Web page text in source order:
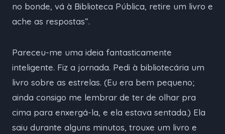
no bonde, vá à Biblioteca Pública, retire um livro e
ache as respostas”.
Pareceu-me uma ideia fantasticamente
inteligente. Fiz a jornada. Pedi à bibliotecária um
livro sobre as estrelas. (Eu era bem pequeno;
ainda consigo me lembrar de ter de olhar pra
cima para enxergá-la, e ela estava sentada.) Ela
saiu durante alguns minutos, trouxe um livro e